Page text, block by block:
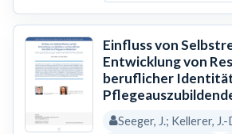
Einfluss von
Entwicklung von
beruflicher
Seeger, J.; Kellerer, J.-